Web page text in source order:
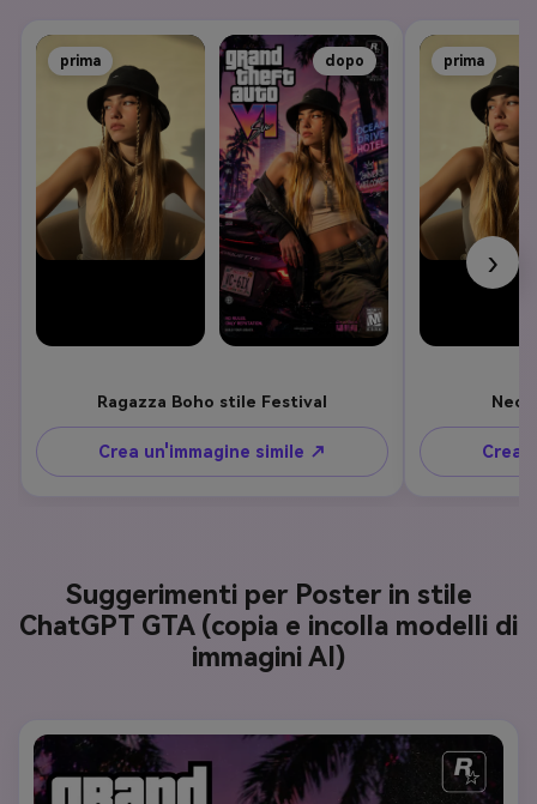
prima dopo
Ragazza Boho stile Festival
Crea un'immagine simile ↗
prima
Crea
›
Suggerimenti per Poster in stile
ChatGPT GTA (copia e incolla modelli di
immagini AI)